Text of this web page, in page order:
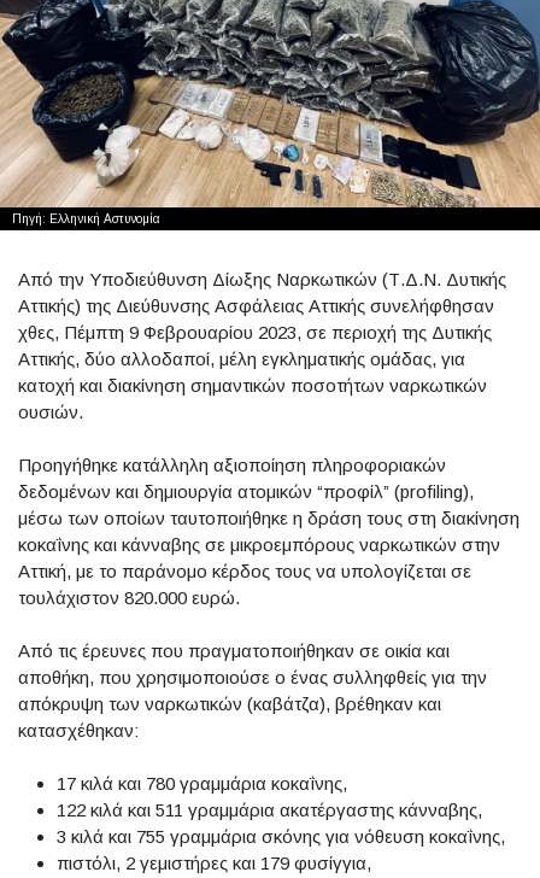
Πηγή: Ελληνική Αστυνομία
Από την Υποδιεύθυνση Δίωξης Ναρκωτικών (Τ.Δ.Ν. Δυτικής
Αττικής) της Διεύθυνσης Ασφάλειας Αττικής συνελήφθησαν
χθες, Πέμπτη 9 Φεβρουαρίου 2023, σε περιοχή της Δυτικής
Αττικής, δύο αλλοδαποί, μέλη εγκληματικής ομάδας, για
κατοχή και διακίνηση σημαντικών ποσοτήτων ναρκωτικών
ουσιών.
Προηγήθηκε κατάλληλη αξιοποίηση πληροφοριακών
δεδομένων και δημιουργία ατομικών “προφίλ” (profiling),
μέσω των οποίων ταυτοποιήθηκε η δράση τους στη διακίνηση
κοκαΐνης και κάνναβης σε μικροεμπόρους ναρκωτικών στην
Αττική, με το παράνομο κέρδος τους να υπολογίζεται σε
τουλάχιστον 820.000 ευρώ.
Από τις έρευνες που πραγματοποιήθηκαν σε οικία και
αποθήκη, που χρησιμοποιούσε ο ένας συλληφθείς για την
απόκρυψη των ναρκωτικών (καβάτζα), βρέθηκαν και
κατασχέθηκαν:
17 κιλά και 780 γραμμάρια κοκαΐνης,
122 κιλά και 511 γραμμάρια ακατέργαστης κάνναβης,
3 κιλά και 755 γραμμάρια σκόνης για νόθευση κοκαΐνης,
πιστόλι, 2 γεμιστήρες και 179 φυσίγγια,